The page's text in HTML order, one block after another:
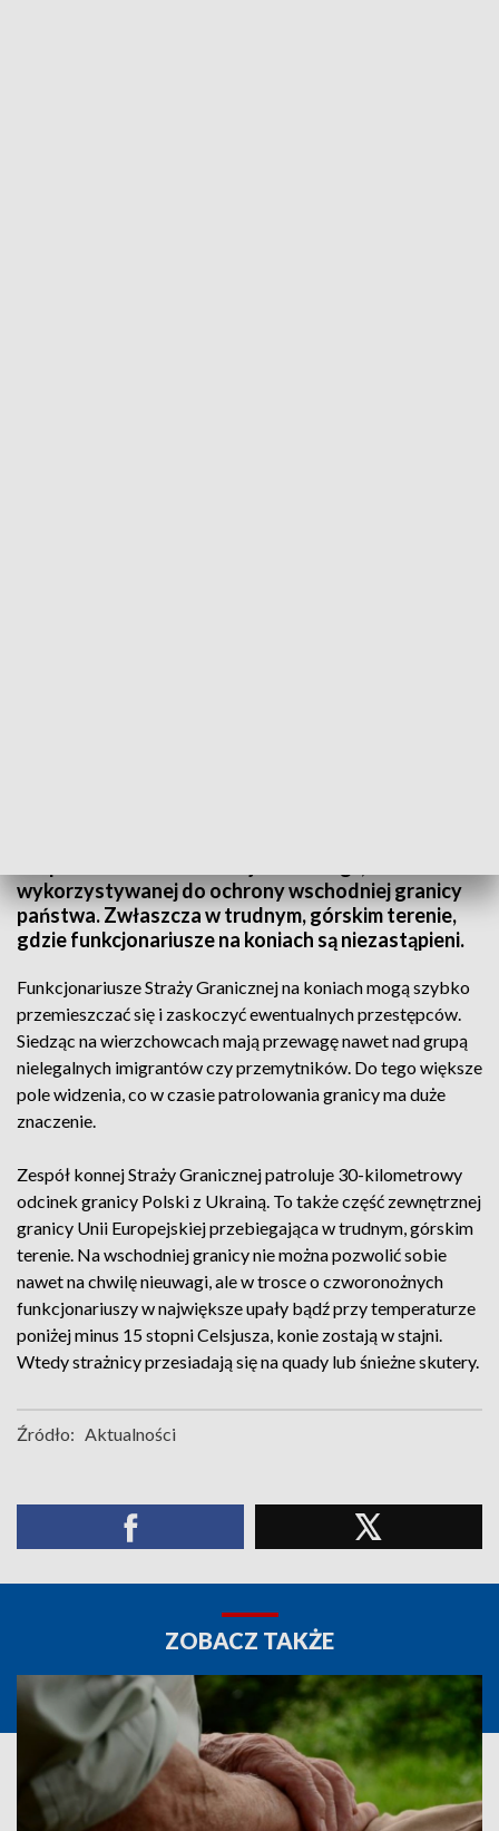
wykorzystywanej do ochrony wschodniej granicy
państwa. Zwłaszcza w trudnym, górskim terenie,
gdzie funkcjonariusze na koniach są niezastąpieni.
Funkcjonariusze Straży Granicznej na koniach mogą szybko
przemieszczać się i zaskoczyć ewentualnych przestępców.
Siedząc na wierzchowcach mają przewagę nawet nad grupą
nielegalnych imigrantów czy przemytników. Do tego większe
pole widzenia, co w czasie patrolowania granicy ma duże
znaczenie.
Zespół konnej Straży Granicznej patroluje 30-kilometrowy
odcinek granicy Polski z Ukrainą. To także część zewnętrznej
granicy Unii Europejskiej przebiegająca w trudnym, górskim
terenie. Na wschodniej granicy nie można pozwolić sobie
nawet na chwilę nieuwagi, ale w trosce o czworonożnych
funkcjonariuszy w największe upały bądź przy temperaturze
poniżej minus 15 stopni Celsjusza, konie zostają w stajni.
Wtedy strażnicy przesiadają się na quady lub śnieżne skutery.
Źródło: Aktualności
ZOBACZ TAKŻE